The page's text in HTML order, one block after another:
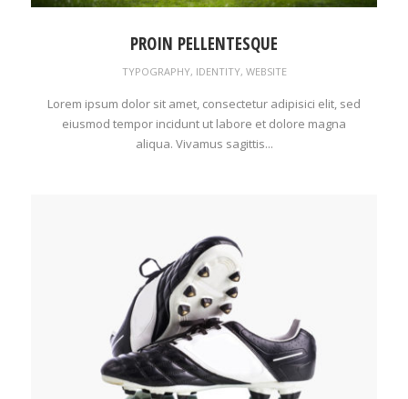
PROIN PELLENTESQUE
TYPOGRAPHY, IDENTITY, WEBSITE
Lorem ipsum dolor sit amet, consectetur adipisici elit, sed
eiusmod tempor incidunt ut labore et dolore magna
aliqua. Vivamus sagittis...